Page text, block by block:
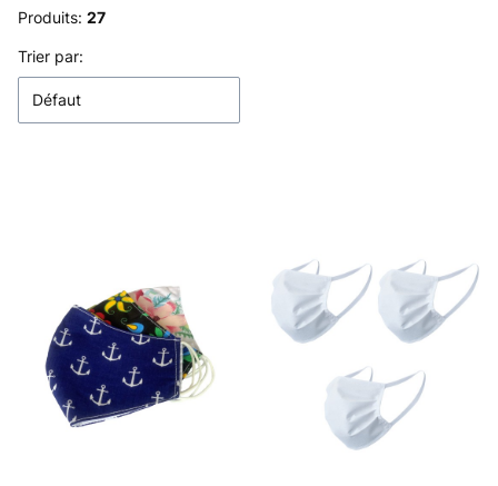
Produits: 27
Liste des produits
Trier par:
Défaut